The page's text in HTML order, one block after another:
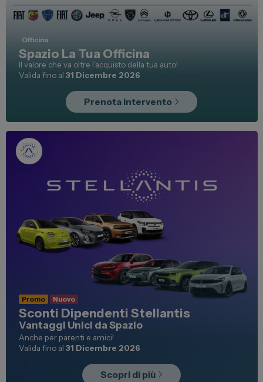
Toyota
Servizi
Auto Usate e Km Zero
Carrozzeria
Vendi la tua auto
Soluzioni Business
Promozioni
Impegno per l’Ambiente
Impegno per il Sociale
Comunità Energetica
Officina
Spazio La Tua Officina
Il valore che va oltre l'acquisto della tua auto!
Valida fino al31 Dicembre 2026
Prenota Intervento
Promo Nuovo
Sconti Dipendenti Stellantis
Vantaggi Unici da Spazio
Anche per parenti e amici!
Valida fino al31 Dicembre 2026
Scopri di più